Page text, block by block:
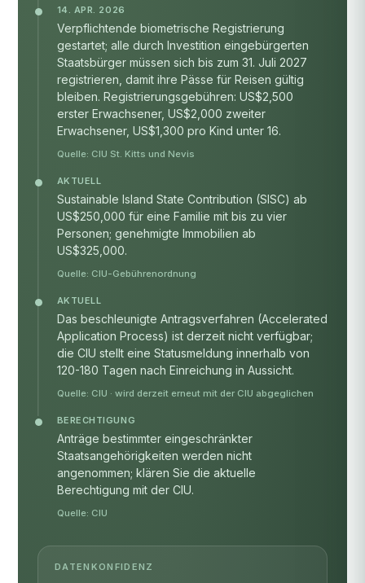
14. APR. 2026
Verpflichtende biometrische Registrierung
gestartet; alle durch Investition eingebürgerten
Staatsbürger müssen sich bis zum 31. Juli 2027
registrieren, damit ihre Pässe für Reisen gültig
bleiben. Registrierungsgebühren: US$2,500
erster Erwachsener, US$2,000 zweiter
Erwachsener, US$1,300 pro Kind unter 16.
Quelle: CIU St. Kitts und Nevis
AKTUELL
Sustainable Island State Contribution (SISC) ab
US$250,000 für eine Familie mit bis zu vier
Personen; genehmigte Immobilien ab
US$325,000.
Quelle: CIU-Gebührenordnung
AKTUELL
Das beschleunigte Antragsverfahren (Accelerated
Application Process) ist derzeit nicht verfügbar;
die CIU stellt eine Statusmeldung innerhalb von
120-180 Tagen nach Einreichung in Aussicht.
Quelle: CIU · wird derzeit erneut mit der CIU abgeglichen
BERECHTIGUNG
Anträge bestimmter eingeschränkter
Staatsangehörigkeiten werden nicht
angenommen; klären Sie die aktuelle
Berechtigung mit der CIU.
Quelle: CIU
DATENKONFIDENZ